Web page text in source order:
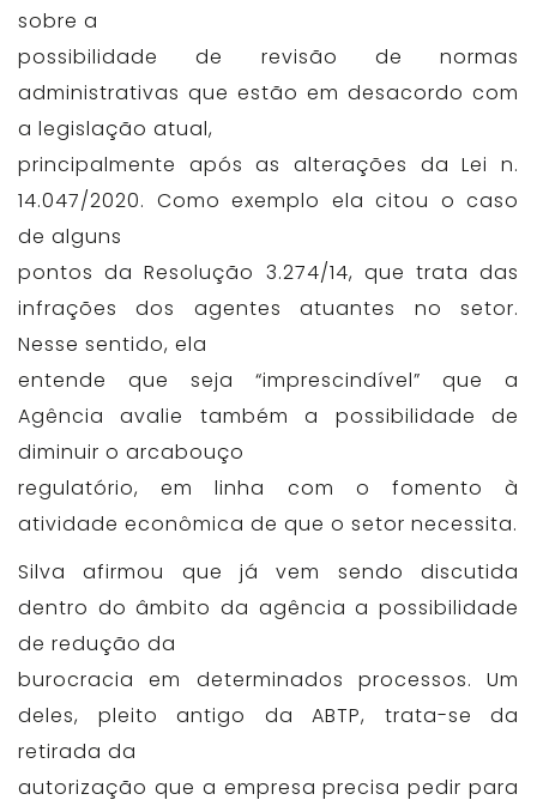
sobre a
possibilidade de revisão de normas
administrativas que estão em desacordo com
a legislação atual,
principalmente após as alterações da Lei n.
14.047/2020. Como exemplo ela citou o caso
de alguns
pontos da Resolução 3.274/14, que trata das
infrações dos agentes atuantes no setor.
Nesse sentido, ela
entende que seja “imprescindível” que a
Agência avalie também a possibilidade de
diminuir o arcabouço
regulatório, em linha com o fomento à
atividade econômica de que o setor necessita.
Silva afirmou que já vem sendo discutida
dentro do âmbito da agência a possibilidade
de redução da
burocracia em determinados processos. Um
deles, pleito antigo da ABTP, trata-se da
retirada da
autorização que a empresa precisa pedir para